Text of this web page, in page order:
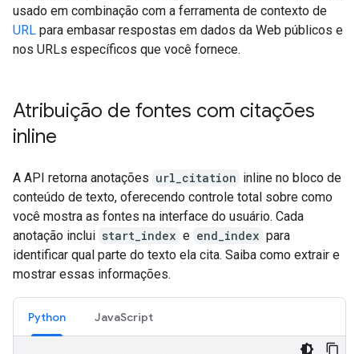
usado em combinação com a ferramenta de contexto de
URL para embasar respostas em dados da Web públicos e
nos URLs específicos que você fornece.
Atribuição de fontes com citações
inline
A API retorna anotações url_citation inline no bloco de
conteúdo de texto, oferecendo controle total sobre como
você mostra as fontes na interface do usuário. Cada
anotação inclui start_index e end_index para
identificar qual parte do texto ela cita. Saiba como extrair e
mostrar essas informações.
Python JavaScript